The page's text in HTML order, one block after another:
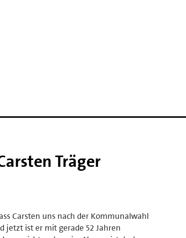
Träger
Carsten uns nach der Kommunalwahl
jetzt ist er mit gerade 52 Jahren